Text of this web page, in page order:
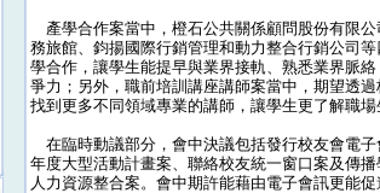
產學合作案當中，橙石公共關係顧問股份有限
務旅館、鈞揚國際行銷管理和動力整合行銷公司
學合作，讓學生能提早與業界接軌、熟悉業界脈
爭力；另外，職前培訓講座講師案當中，期望透
找到更多不同領域專業的講師，讓學生更了解職
在臨時動議部分，會中決議包括發行校友會電
年度大型活動計畫案、聯絡校友統一窗口案及傳
人力資源整合案。會中期許能藉由電子會訊更能